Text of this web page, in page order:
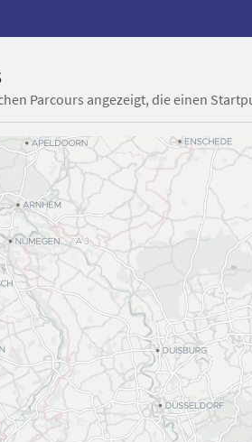
Parcours angezeigt, die einen